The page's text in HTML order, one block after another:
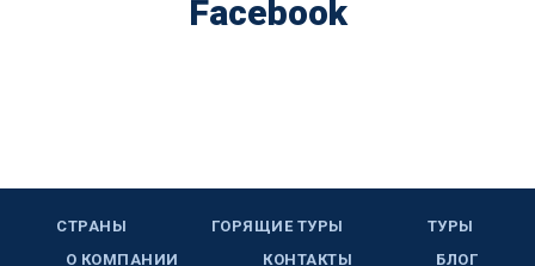
Facebook
СТРАНЫ ГОРЯЩИЕ ТУРЫ
ТУРЫ
О КОМПАНИИ
КОНТАКТЫ БЛОГ